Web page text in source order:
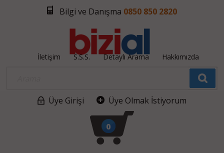
Bilgi ve Danışma 0850 850 2820
İletişim S.S.S. Detaylı Arama Hakkımızda
Üye Girişi Üye Olmak İstiyorum
0